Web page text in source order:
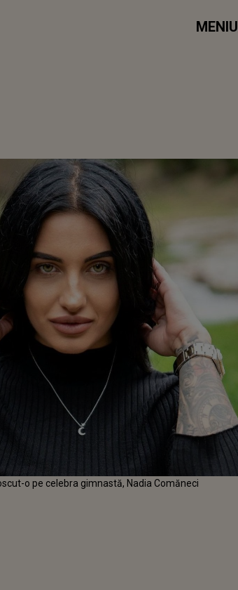
MENIU
o pe celebra gimnastă, Nadia Comăneci